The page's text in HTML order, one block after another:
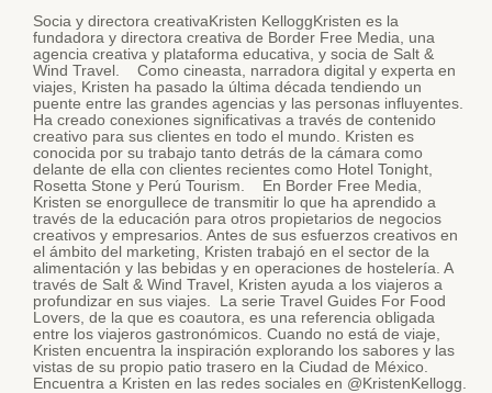
Socia y directora creativaKristen KelloggKristen es la
fundadora y directora creativa de Border Free Media, una
agencia creativa y plataforma educativa, y socia de Salt &
Wind Travel. Como cineasta, narradora digital y experta en
viajes, Kristen ha pasado la última década tendiendo un
puente entre las grandes agencias y las personas influyentes.
Ha creado conexiones significativas a través de contenido
creativo para sus clientes en todo el mundo. Kristen es
conocida por su trabajo tanto detrás de la cámara como
delante de ella con clientes recientes como Hotel Tonight,
Rosetta Stone y Perú Tourism. En Border Free Media,
Kristen se enorgullece de transmitir lo que ha aprendido a
través de la educación para otros propietarios de negocios
creativos y empresarios. Antes de sus esfuerzos creativos en
el ámbito del marketing, Kristen trabajó en el sector de la
alimentación y las bebidas y en operaciones de hostelería. A
través de Salt & Wind Travel, Kristen ayuda a los viajeros a
profundizar en sus viajes. La serie Travel Guides For Food
Lovers, de la que es coautora, es una referencia obligada
entre los viajeros gastronómicos. Cuando no está de viaje,
Kristen encuentra la inspiración explorando los sabores y las
vistas de su propio patio trasero en la Ciudad de México.
Encuentra a Kristen en las redes sociales en @KristenKellogg.